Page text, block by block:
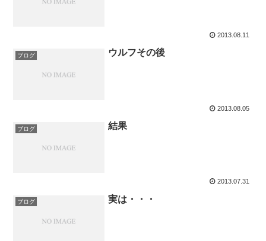
2013.08.11
ブログ ウルフその後
2013.08.05
ブログ 結果
2013.07.31
ブログ 実は・・・